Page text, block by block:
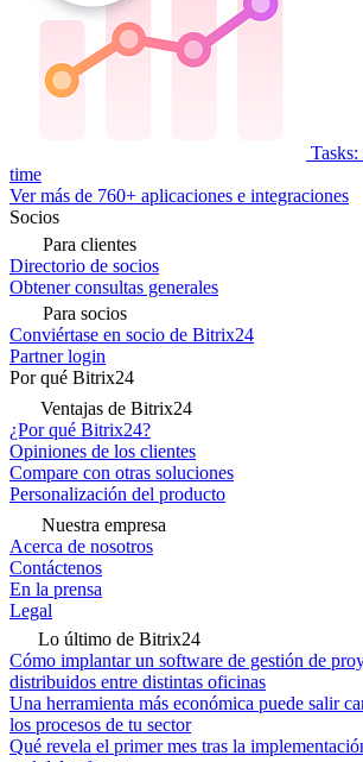
time
Ver más de 760+ aplicaciones e integraciones
Socios
Para clientes
Directorio de socios
Obtener consultas generales
Para socios
Conviértase en socio de Bitrix24
Partner login
Por qué Bitrix24
Ventajas de Bitrix24
¿Por qué Bitrix24?
Opiniones de los clientes
Compare con otras soluciones
Personalización del producto
Nuestra empresa
Acerca de nosotros
Contáctenos
En la prensa
Legal
Lo último de Bitrix24
Cómo implantar un software de gestión de
distribuidos entre distintas oficinas
Una herramienta más económica puede salir
los procesos de tu sector
Qué revela el primer mes tras la